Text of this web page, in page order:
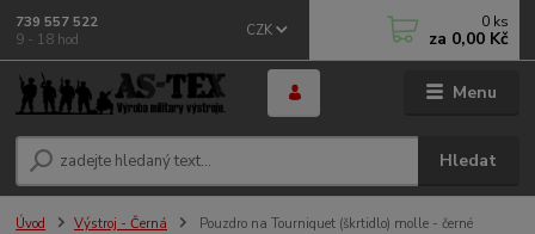
Menu
CZK
Hledat
739 557 522
9 - 18 hod
0 ks
za 0,00 Kč
Úvod Výstroj - Černá Pouzdro na Tourniquet (škrtidlo) molle - černé